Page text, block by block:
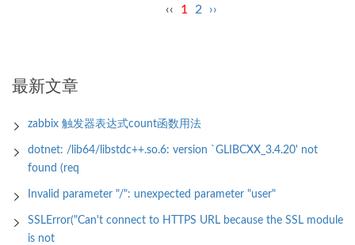
‹‹ 1 2 ››
最新文章
zabbix 触发器表达式count函数用法
dotnet: /lib64/libstdc++.so.6: version `GLIBCXX_3.4.20' not
found (req
Invalid parameter "/": unexpected parameter "user"
SSLError("Can't connect to HTTPS URL because the SSL module
is not